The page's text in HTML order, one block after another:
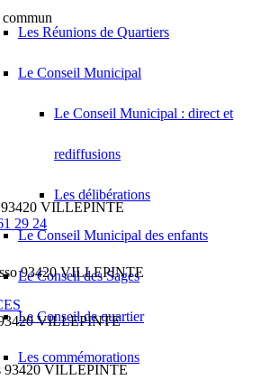
Les Réunions de Quartiers
Le Conseil Municipal
Le Conseil Municipal : direct et
rediffusions
Les délibérations
Le Conseil Municipal des enfants
Le Conseil des Sages
Le Conseil de quartier
Les commémorations
93420 VILLEPINTE
29 24
93420 VILLEPINTE
VILLEPINTE
93420 VILLEPINTE